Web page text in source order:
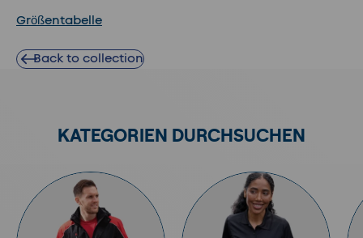
Größentabelle
Back to collection
KATEGORIEN DURCHSUCHEN